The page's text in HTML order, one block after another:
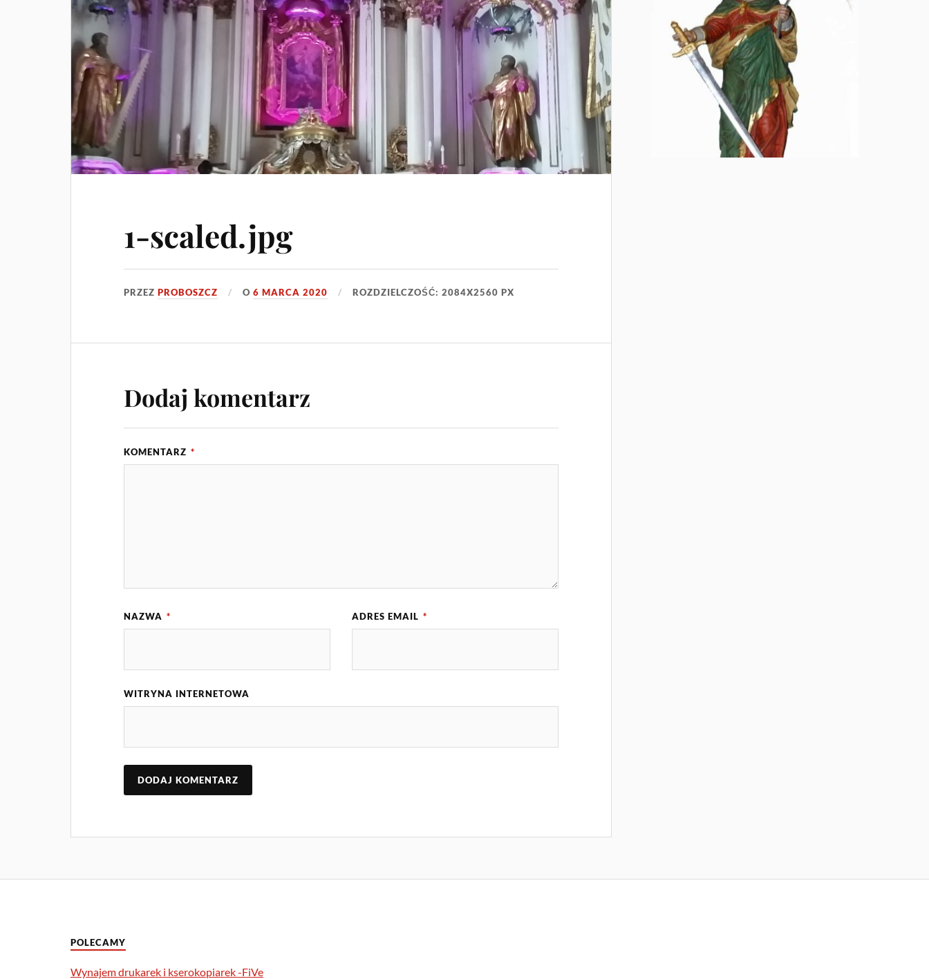
1-scaled.jpg
PRZEZPROBOSZCZ O6 MARCA 2020 ROZDZIELCZOŚĆ: 2084X2560 PX
Dodaj komentarz
KOMENTARZ *
NAZWA * ADRES EMAIL *
WITRYNA INTERNETOWA
POLECAMY
Wynajem drukarek i kserokopiarek -FiVe